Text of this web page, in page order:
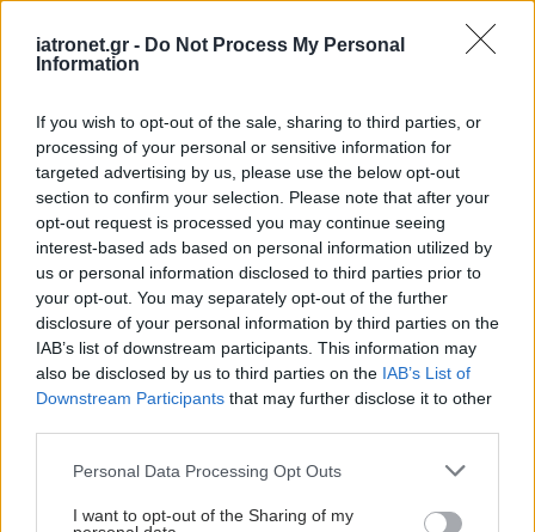
iatronet.gr - Do Not Process My Personal
Information
If you wish to opt-out of the sale, sharing to third parties, or
processing of your personal or sensitive information for
targeted advertising by us, please use the below opt-out
section to confirm your selection. Please note that after your
opt-out request is processed you may continue seeing
interest-based ads based on personal information utilized by
us or personal information disclosed to third parties prior to
your opt-out. You may separately opt-out of the further
disclosure of your personal information by third parties on the
IAB’s list of downstream participants. This information may
also be disclosed by us to third parties on the IAB’s List of
Downstream Participants that may further disclose it to other
Please note that this website/app uses one or more Google
not limited to your visit or usage behaviour. You may click to
Personal Data Processing Opt Outs
I want to opt-out of the Sharing of my
Τρίτη, 26 Σεπτεμβρίου 2023, 18:00
Η γιόγκα βελτιώνει την ποιότητα ζωής και την
καρδιαγγειακή λειτουργία σε ασθενείς με
καρδιακή ανεπάρκεια [μελέτη]
Ερευνητές σημειώνουν ότι η θεραπεία με γιόγκα
ενδεχομένως μπορεί να βελτιώσει την ευεξία και τη
λειτουργία της αριστερής κοιλίας σε ασθενείς με καρδιακή
ανεπάρκεια που ακολουθούν τη βέλτιστη ιατρική
αντιμετώπιση.